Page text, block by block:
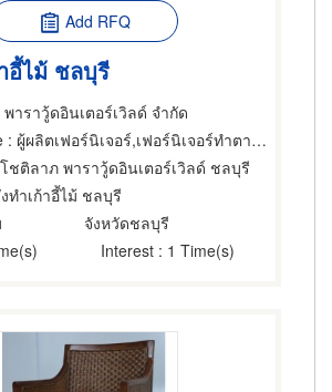
Add RFQ
อี้ไม้ ชลบุรี
าราวู้ดอินเตอร์เวิลด์ จำกัด
: ผู้ผลิตเฟอร์นิเจอร์,เฟอร์นิเจอร์ทำตามสั่ง,ผู้ผลิตเฟอร์นิเจอร์
ชติลาภ พาราวู้ดอินเตอร์เวิลด์ ชลบุรี
ทำเก้าอี้ไม้ ชลบุรี
จังหวัดชลบุรี
Interest : 1 Time(s)